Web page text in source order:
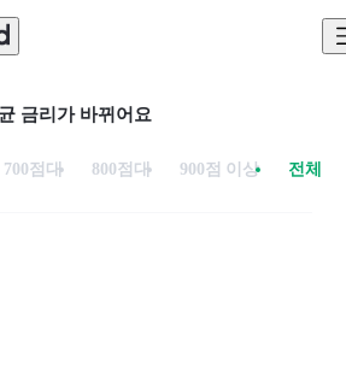
금리가 바뀌어요
700점대 800점대 900점 이상 전체